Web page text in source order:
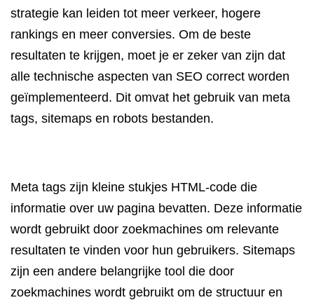
strategie kan leiden tot meer verkeer, hogere
rankings en meer conversies. Om de beste
resultaten te krijgen, moet je er zeker van zijn dat
alle technische aspecten van SEO correct worden
geïmplementeerd. Dit omvat het gebruik van meta
tags, sitemaps en robots bestanden.
Meta tags zijn kleine stukjes HTML-code die
informatie over uw pagina bevatten. Deze informatie
wordt gebruikt door zoekmachines om relevante
resultaten te vinden voor hun gebruikers. Sitemaps
zijn een andere belangrijke tool die door
zoekmachines wordt gebruikt om de structuur en